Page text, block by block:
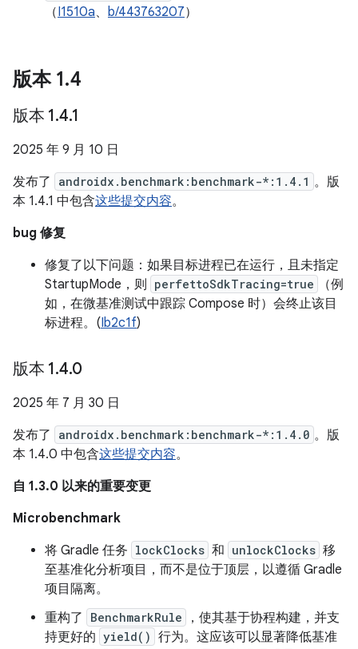
（I1510a、 b/443763207）
版本 1.4
版本 1.4.1
2025 年 9 月 10 日
发布了
androidx.benchmark:benchmark-*:1.4.1 。版
本 1.4.1 中包含这些提交内容。
bug 修复
修复了以下问题：如果目标进程已在运行，且未指定
StartupMode，则
perfettoSdkTracing=true
（例
如，在微基准测试中跟踪 Compose 时）会终止该目
标进程。(Ib2c1f)
版本 1.4.0
2025 年 7 月 30 日
发布了
androidx.benchmark:benchmark-*:1.4.0 。版
本 1.4.0 中包含这些提交内容。
自 1.3.0 以来的重要变更
Microbenchmark
将 Gradle 任务 lockClocks 和 unlockClocks 移
至基准化分析项目，而不是位于顶层，以遵循 Gradle
项目隔离。
重构了
BenchmarkRule
，使其基于协程构建，并支
持更好的 yield() 行为。这应该可以显著降低基准